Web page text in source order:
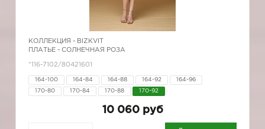
КОЛЛЕКЦИЯ - BIZKVIT
ПЛАТЬЕ - СОЛНЕЧНАЯ РОЗА
*116-7102/80421601
164-100 164-84 164-88 164-92 164-96
170-80 170-84 170-88 170-92
10 060 руб